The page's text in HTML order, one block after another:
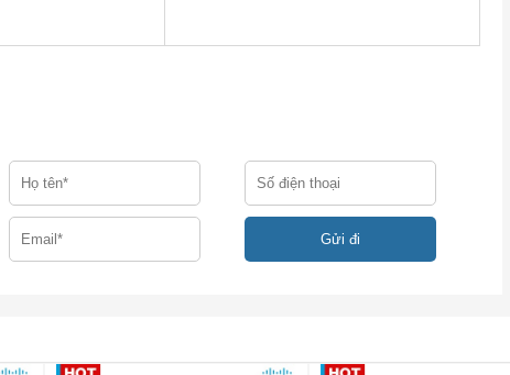
ASA Appliance, 1U, 2 x NetMod Bays